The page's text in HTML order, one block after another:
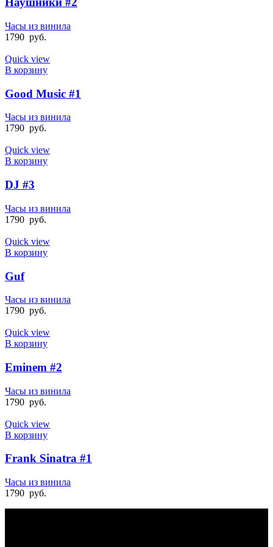
Часы из винила
1790 руб.
Quick view
В корзину
Good Music #1
Часы из винила
1790 руб.
Quick view
В корзину
DJ #3
Часы из винила
1790 руб.
Quick view
В корзину
Guf
Часы из винила
1790 руб.
Quick view
В корзину
Eminem #2
Часы из винила
1790 руб.
Quick view
В корзину
Frank Sinatra #1
Часы из винила
1790 руб.